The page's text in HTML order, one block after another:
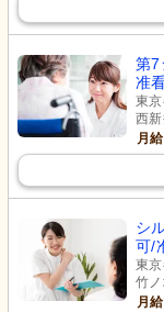
第7
准
東
西
月給
シ
可/
東
竹
月給